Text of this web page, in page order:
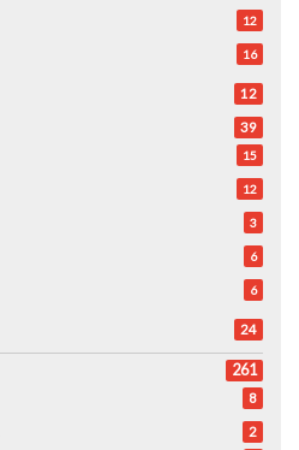
12
16
12
39
15
12
3
6
6
24
261
8
2